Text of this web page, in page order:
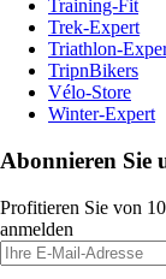
Training-Fit
Trek-Expert
Triathlon-
TripnBikers
Vélo-Store
Winter-Expert
Abonnieren Sie
Profitieren Sie von
anmelden